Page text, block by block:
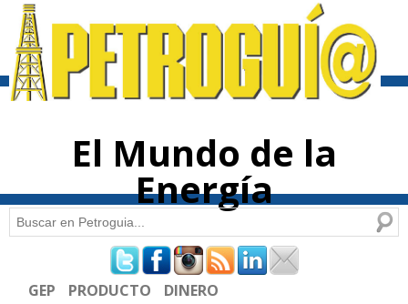
contenido
El Mundo de la
Energía
Formulario de búsqueda
Buscar
GEP PRODUCTO DINERO